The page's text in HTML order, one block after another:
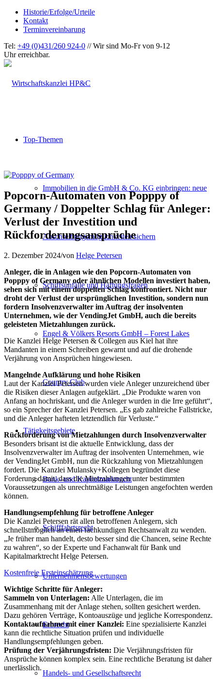
Historie/Erfolge/Urteile
Kontakt
Terminvereinbarung
Tel: +49 (0)431/260 924-0 // Wir sind Mo-Fr von 9-12
Uhr erreichbar.
Top-Themen
Immobilien in die GmbH & Co. KG einbringen: neue
Abschreibungsmöglichkeiten sichern
Schiffsunfälle und Haftungsfragen
Engel & Völkers Resorts GmbH – Forest Lakes
Country Club
Tätigkeitsgebiete
Bank- und Kapitalmarktrecht
Schifffahrtsrecht
Unternehmensbewertungen
Erbrecht
Handels- und Gesellschaftsrecht
Popcorn-Automaten von Popppy of
Germany / Doppelter Schlag für Anleger:
Verlust der Investition und
Rückforderungsansprüche
2. Dezember 2024/von Helge Petersen
Anleger, die in Anlagen wie den Popcorn-Automaten von
Popppy of Germany oder ähnlichen Modellen investiert haben,
sehen sich mit einem doppelten Schlag konfrontiert. Nicht nur
droht der Verlust der ursprünglichen Investition, sondern nun
fordern Insolvenzverwalter im Auftrag der insolventen
Unternehmen, wie der VendingJet GmbH, auch die bereits
geleisteten Mietzahlungen zurück.
Die Kanzlei Helge Petersen & Collegen aus Kiel hat ihre
Mandanten in einem Schreiben gewarnt und auf die drohende
Verjährung von Ansprüchen hingewiesen.
Mangelnde Aufklärung und hohe Risiken
Laut der Kanzlei Petersen wurden viele Anleger unzureichend über
die Risiken dieser Anlagen aufgeklärt. „Die Produkte waren von
Anfang an hochriskant, und die Anleger wurden in die Irre geführt“,
so ein Sprecher der Kanzlei Petersen. „Es gab zahlreiche Fallstricke,
und die Anleger hafteten letztendlich für Verluste.“
Rückforderung von Mietzahlungen durch Insolvenzverwalter
Besonders brisant ist die aktuelle Entwicklung, dass der
Insolvenzverwalter im Auftrag der insolventen Unternehmen, wie
der VendingJet GmbH, nun die Rückzahlung von Mietzahlungen
fordert. Die Kanzlei Mulansky+Kollegen begründet diese
Forderung damit, dass die Mietzahlungen unter bestimmten
Voraussetzungen als unrechtmäßige Leistungen angefochten werden
können.
Handlungsempfehlung für betroffene Anleger
Die Kanzlei Petersen rät allen betroffenen Anlegern, sich
schnellstmöglich an einen fachkundigen Rechtsanwalt zu wenden.
„Je früher man handelt, desto besser sind die Chancen, seine Rechte
zu wahren“, so der Experte und Fachanwalt für Bank und
Kapitalmarktrecht Helge Petersen.
Kostenfreie Ersteinschätzung
Wichtige Schritte für Anleger:
Sammeln von Unterlagen: Alle Unterlagen, die im
Zusammenhang mit der Anlage stehen, sollten gesichert werden.
Dazu gehören Verträge, Kontoauszüge und jegliche Korrespondenz.
Kontaktaufnahme mit einer Kanzlei: Eine spezialisierte Kanzlei
kann die rechtliche Situation prüfen und individuelle
Handlungsempfehlungen geben.
Prüfung der Verjährungsfristen: Die Verjährungsfristen für
Ansprüche können komplex sein. Eine rechtliche Beratung ist daher
unerlässlich.